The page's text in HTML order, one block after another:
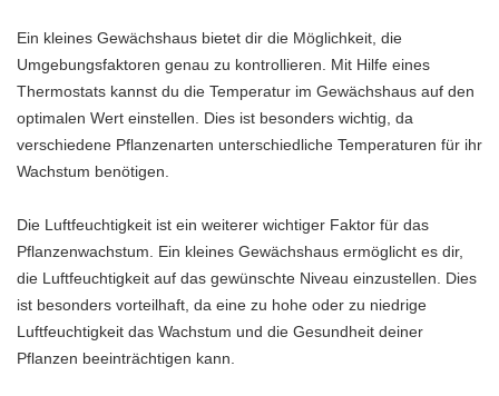
Ein kleines Gewächshaus bietet dir die Möglichkeit, die
Umgebungsfaktoren genau zu kontrollieren. Mit Hilfe eines
Thermostats kannst du die Temperatur im Gewächshaus auf den
optimalen Wert einstellen. Dies ist besonders wichtig, da
verschiedene Pflanzenarten unterschiedliche Temperaturen für ihr
Wachstum benötigen.
Die Luftfeuchtigkeit ist ein weiterer wichtiger Faktor für das
Pflanzenwachstum. Ein kleines Gewächshaus ermöglicht es dir,
die Luftfeuchtigkeit auf das gewünschte Niveau einzustellen. Dies
ist besonders vorteilhaft, da eine zu hohe oder zu niedrige
Luftfeuchtigkeit das Wachstum und die Gesundheit deiner
Pflanzen beeinträchtigen kann.